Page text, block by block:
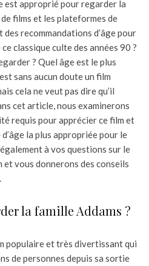
est approprié pour regarder la
films et les plateformes de
recommandations d’âge pour
classique culte des années 90 ?
? Quel âge est le plus
sans aucun doute un film
cela ne veut pas dire qu’il
cet article, nous examinerons
requis pour apprécier ce film et
la plus appropriée pour le
à vos questions sur le
vous donnerons des conseils
la famille Addams ?
populaire et très divertissant qui
de personnes depuis sa sortie